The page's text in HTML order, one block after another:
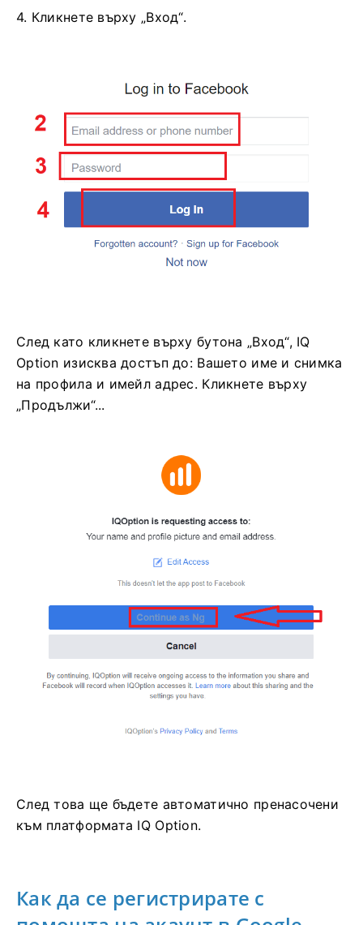
4. Кликнете върху „Вход“.
След като кликнете върху бутона „Вход“, IQ
Option изисква достъп до: Вашето име и снимка
на профила и имейл адрес. Кликнете върху
„Продължи“...
След това ще бъдете автоматично пренасочени
към платформата IQ Option.
Как да се регистрирате с